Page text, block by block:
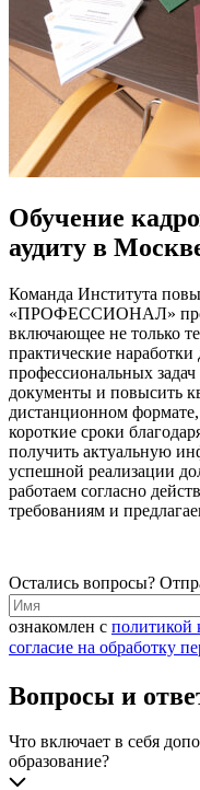
Обучение
аудиту в
Команда Института
«ПРОФЕССИОНАЛ»
включающее не только
практические
профессиональных
документы и повысить
дистанционном
короткие сроки
получить актуальную
успешной реализации
работаем согласно
требованиям и
Остались вопросы?
ознакомлен с политикой
согласие на обработку
Вопросы и
Что включает в себя
образование?